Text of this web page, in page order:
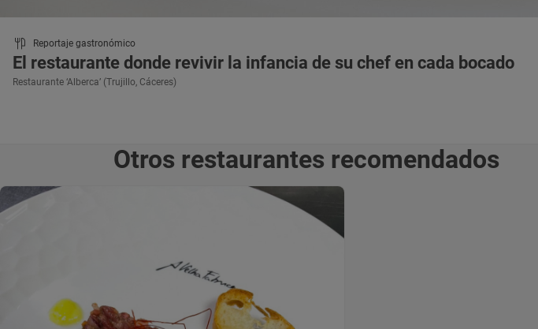
Reportaje gastronómico
El restaurante donde revivir la infancia de su chef en cada bocado
Restaurante ‘Alberca’ (Trujillo, Cáceres)
Otros restaurantes recomendados